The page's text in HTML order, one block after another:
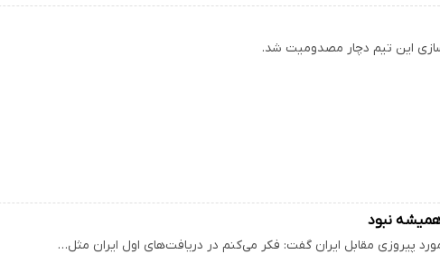
این تیم دچار مصدومیت شد.
همیشه نبود
مورد پیروزی مقابل ایران گفت: فکر می‌کنم در دریافت‌های اول ایران مثل…